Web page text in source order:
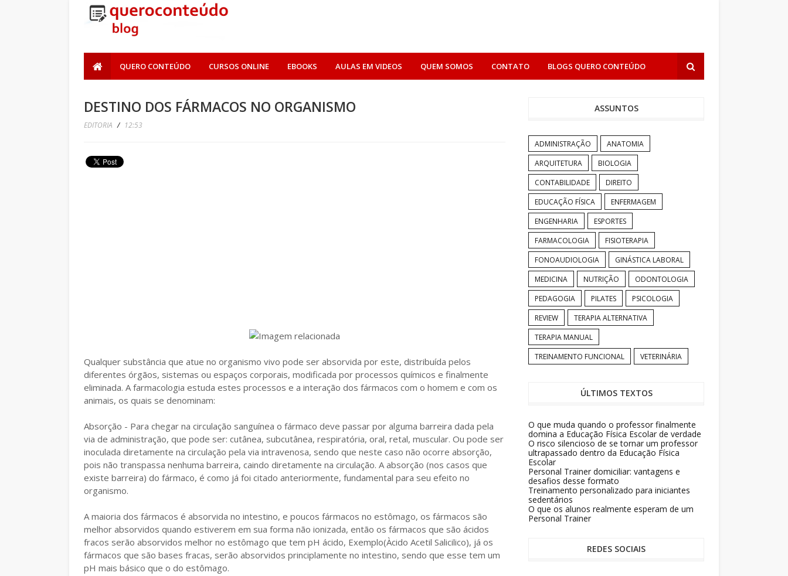
QUERO CONTEÚDO CURSOS ONLINE EBOOKS AULAS EM VIDEOS QUEM SOMOS CONTATO BLOGS QUERO CONTEÚDO
DESTINO DOS FÁRMACOS NO ORGANISMO
EDITORIA / 12:53
Qualquer substância que atue no organismo vivo pode ser absorvida por este, distribuída pelos
diferentes órgãos, sistemas ou espaços corporais, modificada por processos químicos e finalmente
eliminada. A farmacologia estuda estes processos e a interação dos fármacos com o homem e com os
animais, os quais se denominam:
Absorção - Para chegar na circulação sanguínea o fármaco deve passar por alguma barreira dada pela
via de administração, que pode ser: cutânea, subcutânea, respiratória, oral, retal, muscular. Ou pode ser
inoculada diretamente na circulação pela via intravenosa, sendo que neste caso não ocorre absorção,
pois não transpassa nenhuma barreira, caindo diretamente na circulação. A absorção (nos casos que
existe barreira) do fármaco, é como já foi citado anteriormente, fundamental para seu efeito no
organismo.
A maioria dos fármacos é absorvida no intestino, e poucos fármacos no estômago, os fármacos são
melhor absorvidos quando estiverem em sua forma não ionizada, então os fármacos que são ácidos
fracos serão absorvidos melhor no estômago que tem pH ácido, Exemplo(Àcido Acetil Salicilico), já os
fármacos que são bases fracas, serão absorvidos principlamente no intestino, sendo que esse tem um
pH mais básico que o do estômago.
ASSUNTOS
ADMINISTRAÇÃO
ANATOMIA
ARQUITETURA
BIOLOGIA
CONTABILIDADE
DIREITO
EDUCAÇÃO FÍSICA
ENFERMAGEM
ENGENHARIA
ESPORTES
FARMACOLOGIA
FISIOTERAPIA
FONOAUDIOLOGIA
GINÁSTICA LABORAL
MEDICINA
NUTRIÇÃO
ODONTOLOGIA
PEDAGOGIA
PILATES
PSICOLOGIA
REVIEW
TERAPIA ALTERNATIVA
TERAPIA MANUAL
TREINAMENTO FUNCIONAL
VETERINÁRIA
ÚLTIMOS TEXTOS
O que muda quando o professor finalmente
domina a Educação Física Escolar de verdade
O risco silencioso de se tornar um professor
ultrapassado dentro da Educação Física
Escolar
Personal Trainer domiciliar: vantagens e
desafios desse formato
Treinamento personalizado para iniciantes
sedentários
O que os alunos realmente esperam de um
Personal Trainer
REDES SOCIAIS